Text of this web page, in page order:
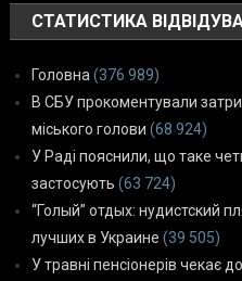
СТАТИСТИКА
Головна (376 989)
В СБУ прокоментували
міського голови (68 924)
У Раді пояснили, що таке
застосують (63 724)
“Голый” отдых: нудистский
лучших в Украине (39 505)
У травні пенсіонерів чекає